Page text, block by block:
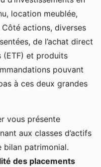
location meublée,
actions, diverses
de l’achat direct
(ETF) et produits
pouvant
à ces deux grandes
vous présente
aux classes d’actifs
bilan patrimonial.
des placements